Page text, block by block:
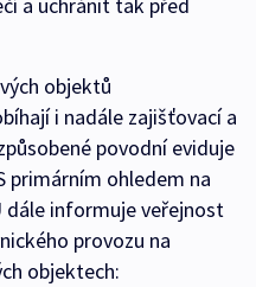
a uchránit tak před
objektů
i nadále zajišťovací a
povodní eviduje
primárním ohledem na
dále informuje veřejnost
provozu na
objektech: